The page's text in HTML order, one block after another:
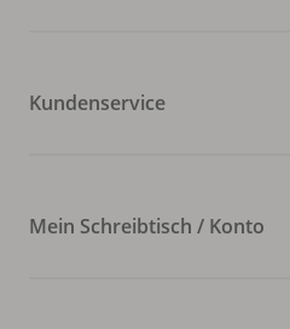
Kundenservice
Mein Schreibtisch / Konto